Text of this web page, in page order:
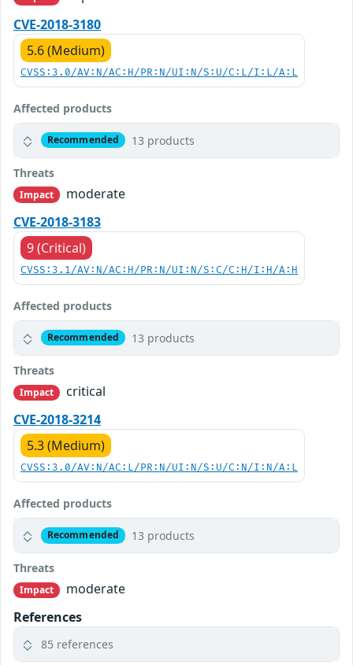
CVE-2018-3180
5.6 (Medium)
CVSS:3.0/AV:N/AC:H/PR:N/UI:N/S:U/C:L/I:L/A:L
Affected products
Recommended 13 products
Threats
Impact
moderate
CVE-2018-3183
9 (Critical)
CVSS:3.1/AV:N/AC:H/PR:N/UI:N/S:C/C:H/I:H/A:H
Affected products
Recommended 13 products
Threats
Impact
critical
CVE-2018-3214
5.3 (Medium)
CVSS:3.0/AV:N/AC:L/PR:N/UI:N/S:U/C:N/I:N/A:L
Affected products
Recommended 13 products
Threats
Impact
moderate
References
85 references